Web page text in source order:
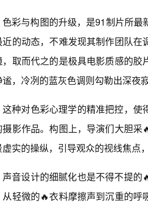
色彩与构图的升级，是91制片所
近的动态，不难发现其制作团队
，取而代之的是极具电影质感的
谧，冷冽的蓝灰色调则勾勒出深夜
这种对色彩心理学的精准把控，使
摄影作品。构图上，导演们大胆
虚实的操纵，引导观众的视线焦点
声音设计的细腻化也是不得不提
从轻微的🔥衣料摩擦声到沉重的